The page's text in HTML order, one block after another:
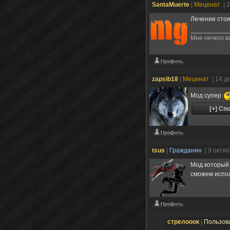
SantaMuerte Меценат
|
Лечение
Мне нечего
zapsib18 Меценат | 14
Мод супер
tsus Гражданин
| 9
Мод который
сможем
стрелооок